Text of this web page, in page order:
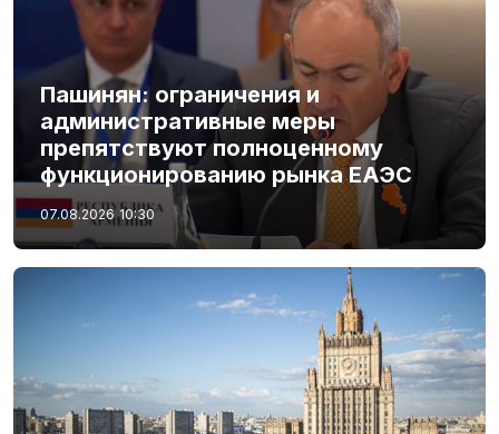
Пашинян: ограничения и
административные меры
препятствуют полноценному
функционированию рынка ЕАЭС
07.08.2026 10:30